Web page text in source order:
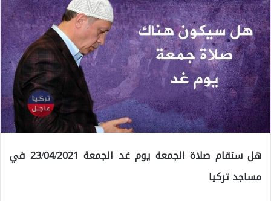
هل ستقام صلاة الجمعة يوم غد الجمعة 23/04/2021 في
مساجد تركيا